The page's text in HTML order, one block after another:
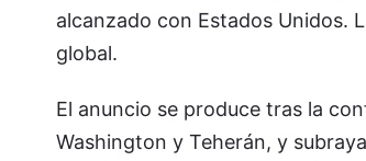
alcanzado con Estados Unidos.
global.
El anuncio se produce tras la
Washington y Teherán, y